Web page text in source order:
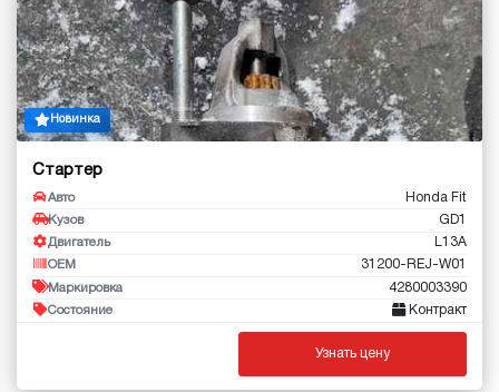
Новинка
Стартер
Авто Honda Fit
Кузов GD1
Двигатель L13A
OEM 31200-REJ-W01
Маркировка 4280003390
Состояние Контракт
Узнать цену